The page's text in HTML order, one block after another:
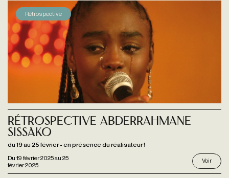
Rétrospective
Du 19 février 2025au 25
février 2025
Rétrospective Abderrahmane
Sissako
du 19 au 25 février - en présence du réalisateur !
Voir